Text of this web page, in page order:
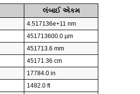
લંબાઈ એકમ
4.517136e+11 nm
451713600.0 µm
451713.6 mm
45171.36 cm
17784.0 in
1482.0 ft